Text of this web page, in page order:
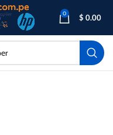
0 $ 0.00